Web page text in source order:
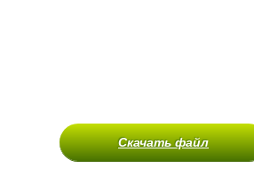
Скачать файл